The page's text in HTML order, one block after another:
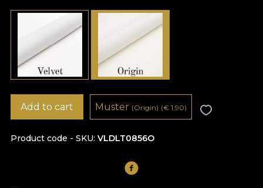
Product code - SKU VLDLT0856O
Add to cart Muster (Origin) (€ 1,90)